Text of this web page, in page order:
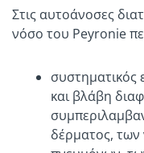
Στις αυτοάνοσες
νόσο του Peyronie
και βλάβη
δέρματος, των